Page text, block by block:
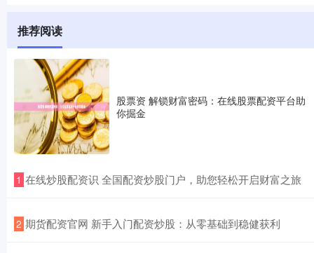
推荐阅读
股票资 解锁财富密码：在线股票配资平台助
你掘金
1 ​在线炒股配资识 全国配资炒股门户，助您轻松开启财富之旅
2 ​期货配资官网 新手入门配资炒股：从零基础到稳健获利